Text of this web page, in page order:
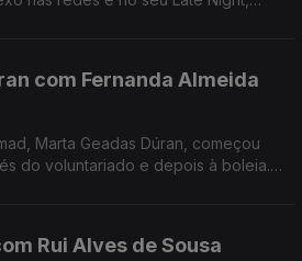
com Fernanda Almeida
Marta Geadas Dúran, começou
do voluntariado e depois à boleia.
Rui Alves de Sousa